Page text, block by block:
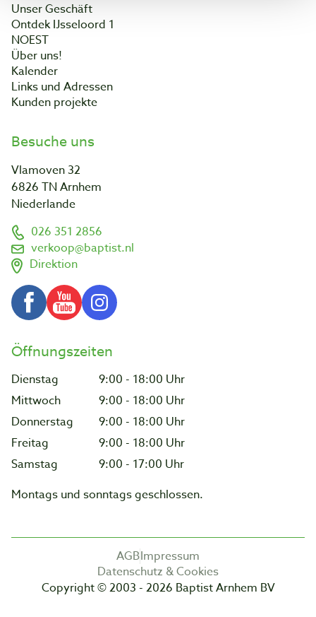
Unser Geschäft
Ontdek IJsseloord 1
NOEST
Über uns!
Kalender
Links und Adressen
Kunden projekte
Besuche uns
Vlamoven 32
6826 TN Arnhem
Niederlande
026 351 2856
verkoop@baptist.nl
Direktion
Öffnungszeiten
Dienstag
9:00 - 18:00 Uhr
Mittwoch
9:00 - 18:00 Uhr
Donnerstag
9:00 - 18:00 Uhr
Freitag
9:00 - 18:00 Uhr
Samstag
9:00 - 17:00 Uhr
Montags und sonntags geschlossen.
AGBImpressum
Datenschutz & Cookies
Copyright © 2003 - 2026 Baptist Arnhem BV